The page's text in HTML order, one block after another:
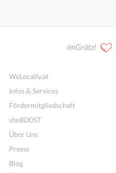
imGrätzl
WeLocally.at
Infos & Services
Fördermitgliedschaft
sheBOOST
Über Uns
Presse
Blog